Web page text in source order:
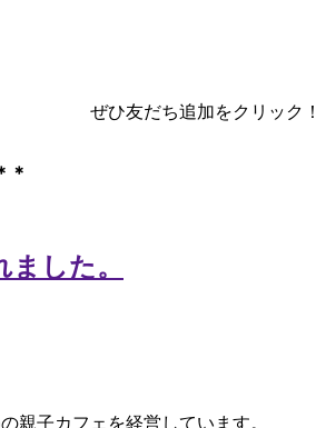
ぜひ友だち追加をクリック！
＊
親子カフェを経営しています。